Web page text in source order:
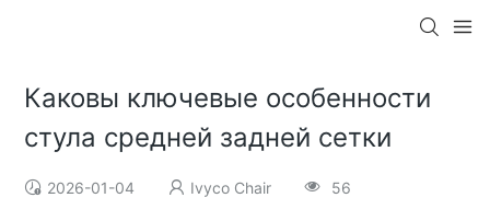
Каковы ключевые особенности
стула средней задней сетки
2026-01-04 Ivyco Chair 56